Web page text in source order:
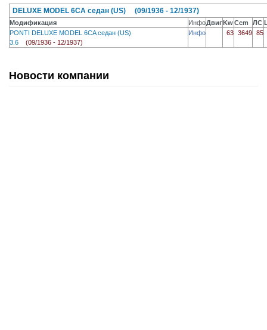
DELUXE MODEL 6CA седан (US) (09/1936 - 12/1937)
Модификация ИнфоДвигKwCcm ЛС
PONTI DELUXE MODEL 6CA седан (US)
3.6 (09/1936 - 12/1937)
Инфо 63 3649 85
Новости компании